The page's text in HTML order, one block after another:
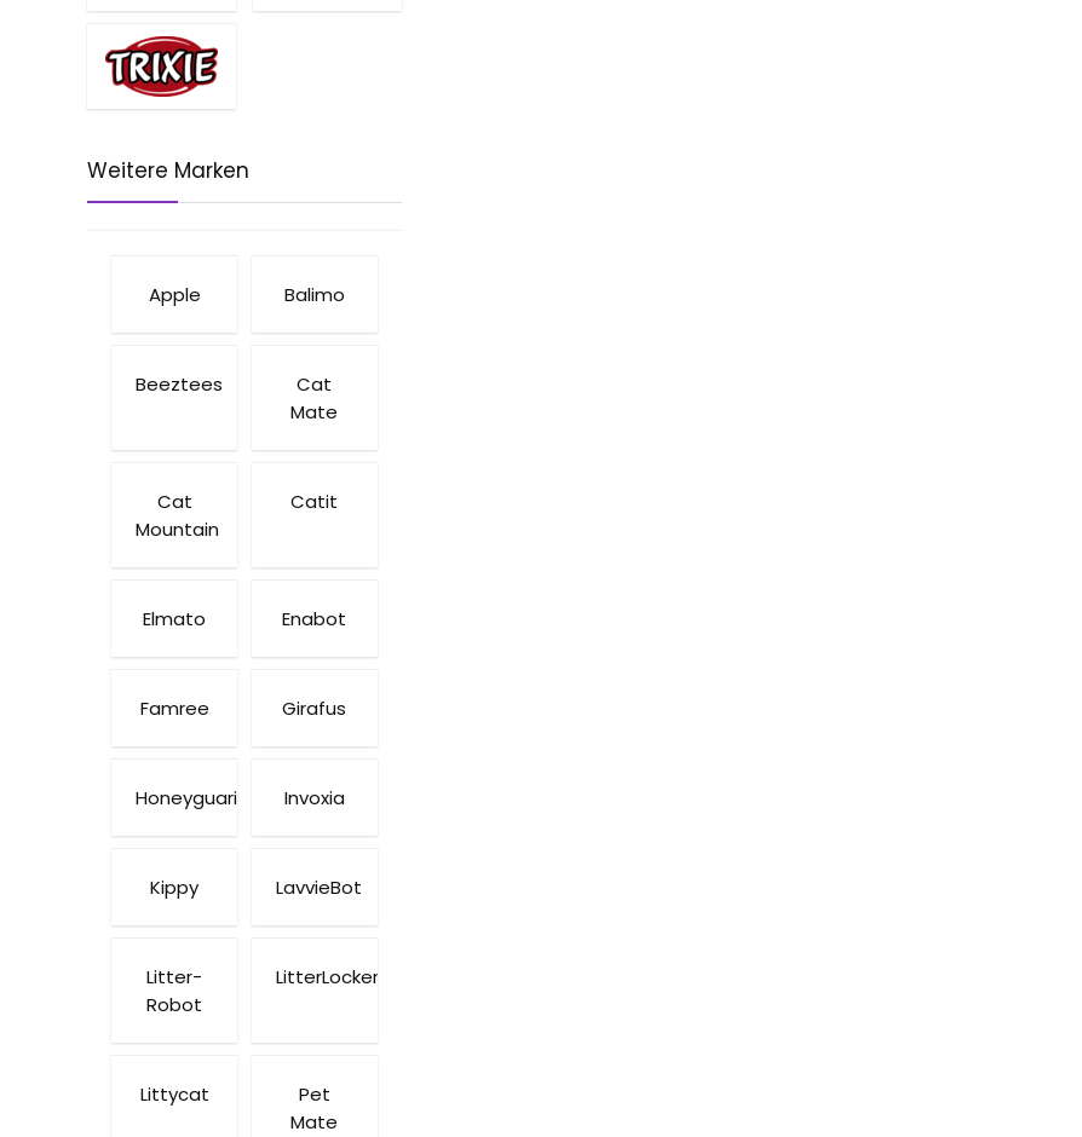
Weitere Marken
Apple Balimo
Beeztees
Cat
Mate
Cat
Mountain
Catit
Elmato Enabot
Famree Girafus
Honeyguaridan Invoxia
Kippy LavvieBot
Litter-
Robot
LitterLocker
Littycat
Pet
Mate